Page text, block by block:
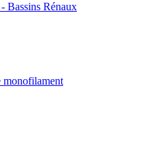
Bassins Rénaux
monofilament